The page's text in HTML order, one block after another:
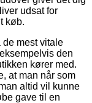
udsat for
køb.
de mest vitale
den
kører med.
at man når som
altid vil kunne
gave til en